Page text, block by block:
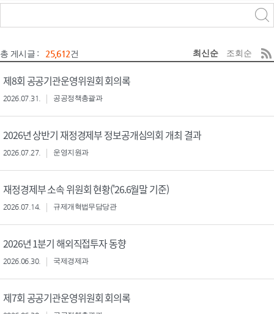
총 게시글 : 25,612건 최신순 조회순
제8회 공공기관운영위원회 회의록
2026.07.31. 공공정책총괄과
2026년 상반기 재정경제부 정보공개심의회 개최 결과
2026.07.27. 운영지원과
재정경제부 소속 위원회 현황('26.6월말 기준)
2026.07.14. 규제개혁법무담당관
2026년 1분기 해외직접투자 동향
2026.06.30. 국제경제과
제7회 공공기관운영위원회 회의록